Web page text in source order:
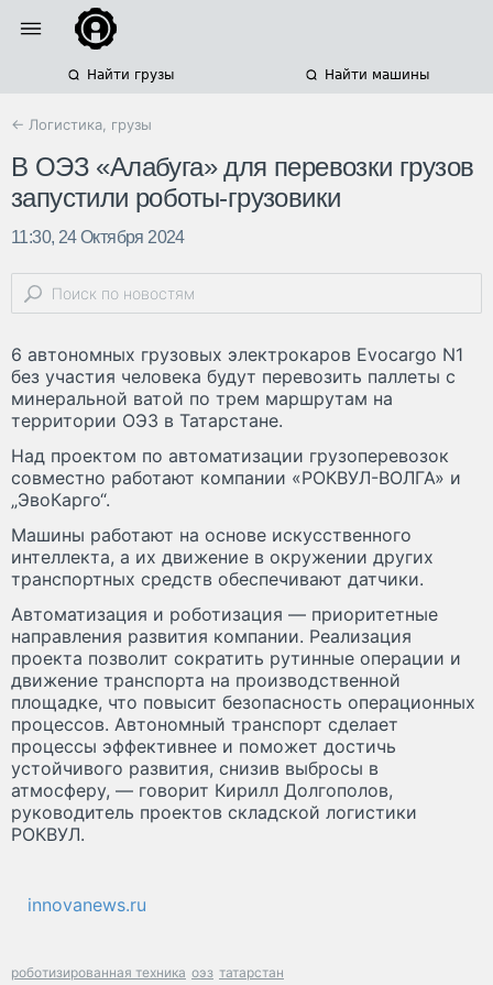
Найти грузы Найти машины
← Логистика, грузы
В ОЭЗ «Алабуга» для перевозки грузов
запустили роботы-грузовики
11:30, 24 Октября 2024
6 автономных грузовых электрокаров Evocargo N1
без участия человека будут перевозить паллеты с
минеральной ватой по трем маршрутам на
территории ОЭЗ в Татарстане.
Над проектом по автоматизации грузоперевозок
совместно работают компании «РОКВУЛ-ВОЛГА» и
„ЭвоКарго“.
Машины работают на основе искусственного
интеллекта, а их движение в окружении других
транспортных средств обеспечивают датчики.
Автоматизация и роботизация — приоритетные
направления развития компании. Реализация
проекта позволит сократить рутинные операции и
движение транспорта на производственной
площадке, что повысит безопасность операционных
процессов. Автономный транспорт сделает
процессы эффективнее и поможет достичь
устойчивого развития, снизив выбросы в
атмосферу, — говорит Кирилл Долгополов,
руководитель проектов складской логистики
РОКВУЛ.
innovanews.ru
роботизированная техника оэз татарстан